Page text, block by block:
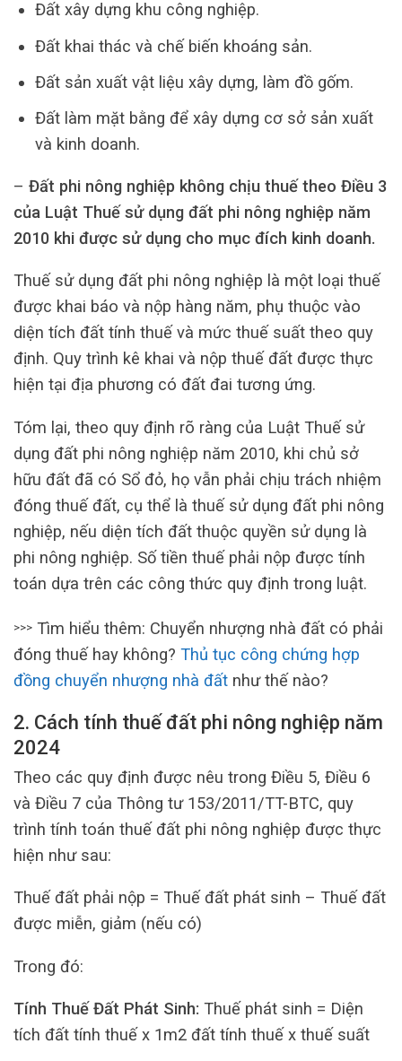
Đất xây dựng khu công nghiệp.
Đất khai thác và chế biến khoáng sản.
Đất sản xuất vật liệu xây dựng, làm đồ gốm.
Đất làm mặt bằng để xây dựng cơ sở sản xuất
và kinh doanh.
– Đất phi nông nghiệp không chịu thuế theo Điều 3
của Luật Thuế sử dụng đất phi nông nghiệp năm
2010 khi được sử dụng cho mục đích kinh doanh.
Thuế sử dụng đất phi nông nghiệp là một loại thuế
được khai báo và nộp hàng năm, phụ thuộc vào
diện tích đất tính thuế và mức thuế suất theo quy
định. Quy trình kê khai và nộp thuế đất được thực
hiện tại địa phương có đất đai tương ứng.
Tóm lại, theo quy định rõ ràng của Luật Thuế sử
dụng đất phi nông nghiệp năm 2010, khi chủ sở
hữu đất đã có Sổ đỏ, họ vẫn phải chịu trách nhiệm
đóng thuế đất, cụ thể là thuế sử dụng đất phi nông
nghiệp, nếu diện tích đất thuộc quyền sử dụng là
phi nông nghiệp. Số tiền thuế phải nộp được tính
toán dựa trên các công thức quy định trong luật.
>>> Tìm hiểu thêm: Chuyển nhượng nhà đất có phải
đóng thuế hay không? Thủ tục công chứng hợp
đồng chuyển nhượng nhà đất như thế nào?
2. Cách tính thuế đất phi nông nghiệp năm
2024
Theo các quy định được nêu trong Điều 5, Điều 6
và Điều 7 của Thông tư 153/2011/TT-BTC, quy
trình tính toán thuế đất phi nông nghiệp được thực
hiện như sau:
Thuế đất phải nộp = Thuế đất phát sinh – Thuế đất
được miễn, giảm (nếu có)
Trong đó:
Tính Thuế Đất Phát Sinh: Thuế phát sinh = Diện
tích đất tính thuế x 1m2 đất tính thuế x thuế suất